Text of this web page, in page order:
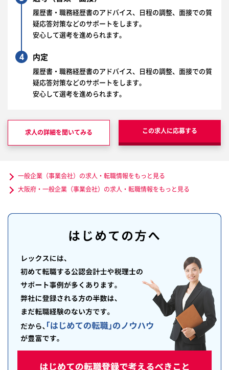
履歴書・職務経歴書のアドバイス、日程の調整、面接での質
疑応答対策などのサポートをします。
安心して選考を進められます。
4 内定
履歴書・職務経歴書のアドバイス、日程の調整、面接での質
疑応答対策などのサポートをします。
安心して選考を進められます。
求人の詳細を聞いてみる この求人に応募する
一般企業（事業会社）の求人・転職情報をもっと見る
大阪府・一般企業（事業会社）の求人・転職情報をもっと見る